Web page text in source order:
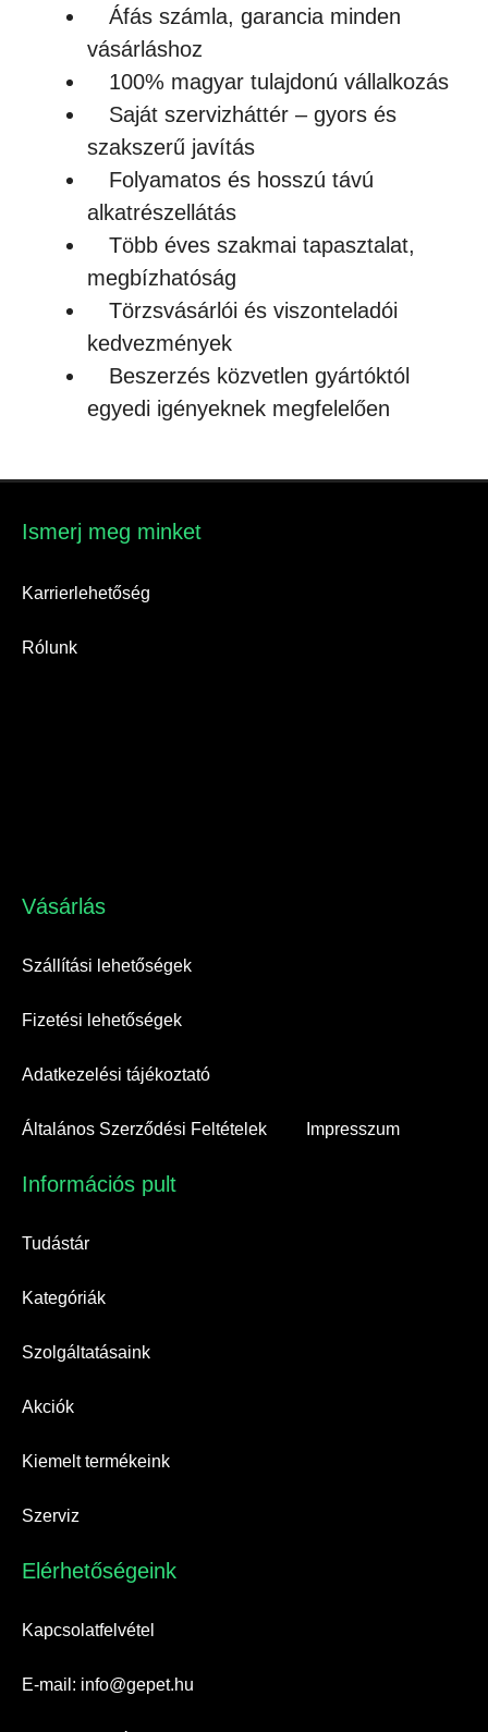
Áfás számla, garancia minden
vásárláshoz
100% magyar tulajdonú vállalkozás
Saját szervizháttér – gyors és
szakszerű javítás
Folyamatos és hosszú távú
alkatrészellátás
Több éves szakmai tapasztalat,
megbízhatóság
Törzsvásárlói és viszonteladói
kedvezmények
Beszerzés közvetlen gyártóktól
egyedi igényeknek megfelelően
Ismerj meg minket​
Karrierlehetőség
Rólunk
Vásárlás​
Szállítási lehetőségek
Fizetési lehetőségek
Adatkezelési tájékoztató
Általános Szerződési Feltételek Impresszum
Információs pult​
Tudástár
Kategóriák
Szolgáltatásaink
Akciók
Kiemelt termékeink
Szerviz
Elérhetőségeink​
Kapcsolatfelvétel
E-mail: info@gepet.hu